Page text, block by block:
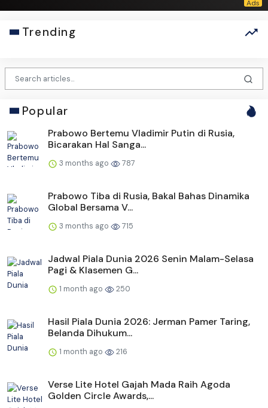
Trending
Popular
Prabowo Bertemu Vladimir Putin di Rusia,
Bicarakan Hal Sanga...
3 months ago 787
Prabowo Tiba di Rusia, Bakal Bahas Dinamika
Global Bersama V...
3 months ago 715
Jadwal Piala Dunia 2026 Senin Malam-Selasa
Pagi & Klasemen G...
1 month ago 250
Hasil Piala Dunia 2026: Jerman Pamer Taring,
Belanda Dihukum...
1 month ago 216
Verse Lite Hotel Gajah Mada Raih Agoda
Golden Circle Awards,...